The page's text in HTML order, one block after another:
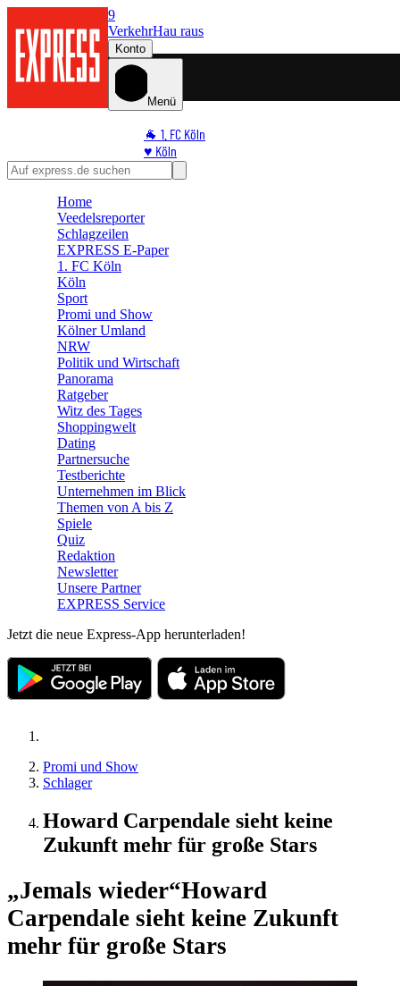
9
VerkehrHau raus
Konto
Menü
🐐 1. FC Köln
♥️ Köln
⭐ Promi
🛒 Shoppingwelt
Home
Veedelsreporter
Schlagzeilen
EXPRESS E-Paper
1. FC Köln
Köln
Sport
Promi und Show
Kölner Umland
NRW
Politik und Wirtschaft
Panorama
Ratgeber
Witz des Tages
Shoppingwelt
Dating
Partnersuche
Testberichte
Unternehmen im Blick
Themen von A bis Z
Spiele
Quiz
Redaktion
Newsletter
Unsere Partner
EXPRESS Service
Jetzt die neue Express-App herunterladen!
Promi und Show
Schlager
Howard Carpendale sieht keine
Zukunft mehr für große Stars
„Jemals wieder“Howard
Carpendale sieht keine Zukunft
mehr für große Stars